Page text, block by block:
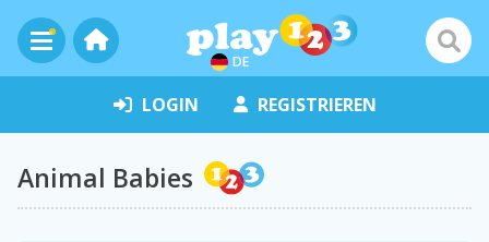
DE
LOGIN REGISTRIEREN
Animal Babies